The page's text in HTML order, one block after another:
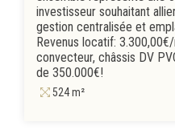
investisseur souhaitant
gestion centralisée et
Revenus locatif:
convecteur, châssis DV
de 350.000€!
524 m²